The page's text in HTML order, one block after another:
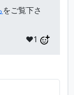
をご覧下さ
❤️1